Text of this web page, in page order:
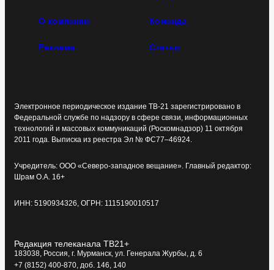
О компании Команда
Реклама Статьи
Электронное периодическое издание ТВ-21 зарегистрировано в
Федеральной службе по надзору в сфере связи, информационных
технологий и массовых коммуникаций (Роскомнадзор) 11 октября
2011 года. Выписка из реестра Эл № ФС77–46924.
Учредитель: ООО «Северо-западное вещание». Главный редактор:
Шрам О.А. 16+
ИНН: 5190934326, ОГРН: 1115190010517
Редакция телеканала ТВ21+
183038, Россия, г. Мурманск, ул. Генерала Журбы, д. 6
+7 (8152) 400-870, доб. 146, 140